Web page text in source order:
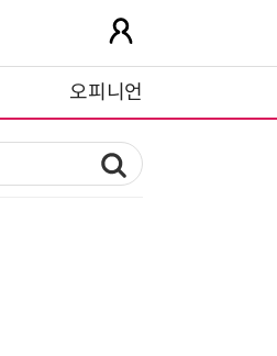
오피니언